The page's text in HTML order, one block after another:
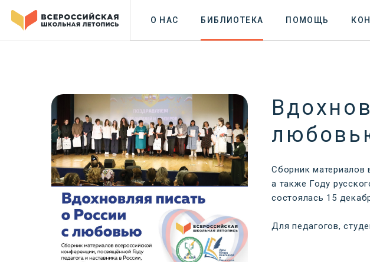
О НАС БИБЛИОТЕКА ПОМОЩЬ
Сборник материалов
а также Году
состоялась 15
Для педагогов,